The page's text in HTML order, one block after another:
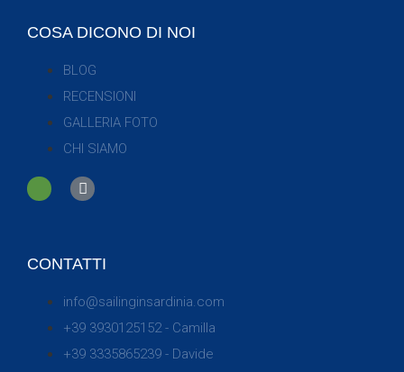
COSA DICONO DI NOI
BLOG
RECENSIONI
GALLERIA FOTO
CHI SIAMO
CONTATTI
info@sailinginsardinia.com
+39 3930125152 - Camilla
+39 3335865239 - Davide